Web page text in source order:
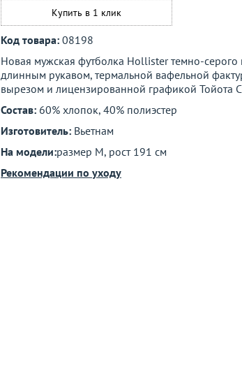
Купить в 1 клик
Код товара: 08198
Новая мужская футболка Hollister темно-серого
длинным рукавом, термальной вафельной
вырезом и лицензированной графикой Тойота
Состав: 60% хлопок, 40% полиэстер
Изготовитель: Вьетнам
На модели:размер M, рост 191 см
Рекомендации по уходу